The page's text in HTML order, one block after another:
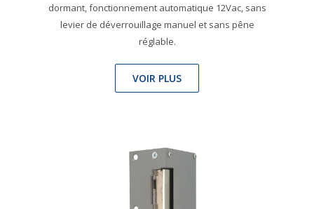
dormant, fonctionnement automatique 12Vac, sans
levier de déverrouillage manuel et sans pêne
réglable.
VOIR PLUS